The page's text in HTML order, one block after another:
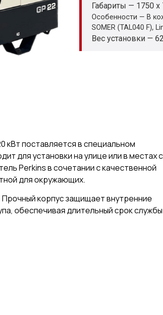
Габариты — 1750
Особенности — В
SOMER (TAL040 F),
Вес установки —
кВт поставляется в специальном
для установки на улице или в местах с
Perkins в сочетании с качественной
для окружающих.
корпус защищает внутренние
обеспечивая длительный срок службы